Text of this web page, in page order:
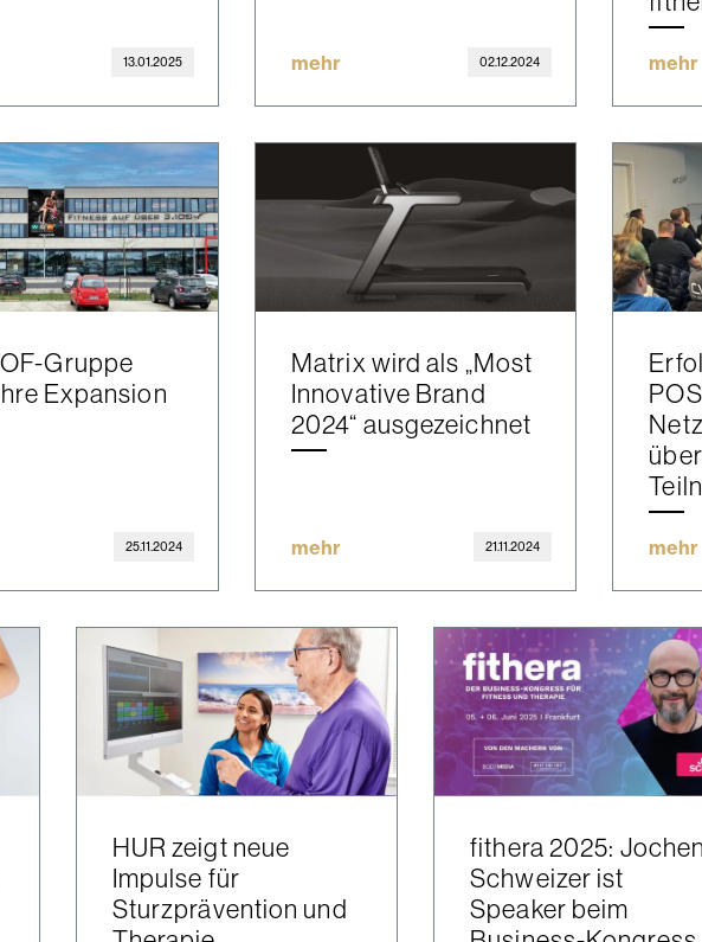
13.01.2025 mehr 02.12.2024 mehr
Gruppe
Expansion
25.11.2024
Matrix wird als „Most
Innovative Brand
2024“ ausgezeichnet
mehr 21.11.2024 mehr
HUR zeigt neue
Impulse für
Sturzprävention und
fithera 2025: Jochen
Schweizer ist
Speaker beim